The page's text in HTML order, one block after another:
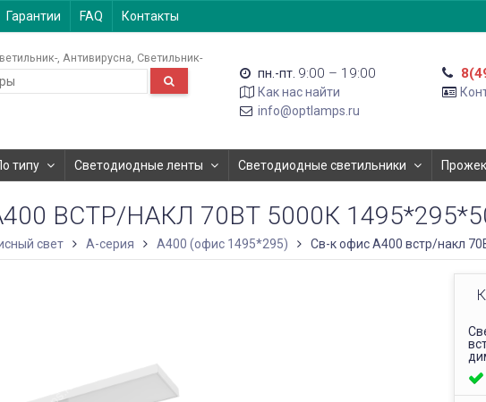
Гарантии FAQ Контакты
Антивирусна Светильник-
пн.-пт. 9:00 – 19:00
Как нас найти
info@optlamps.ru
типу Светодиодные ленты Светодиодные светильники
ВСТР/НАКЛ 70ВТ 5000К
свет A-серия А400 (офис 1495*295) Св-к офис A400 встр/накл